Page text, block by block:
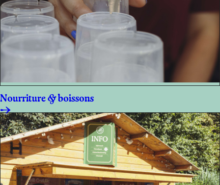
Nourriture & boissons